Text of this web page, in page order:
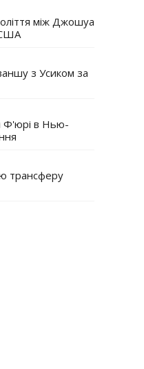
між Джошуа
з Усиком за
Ф'юрі в Нью-
трансферу